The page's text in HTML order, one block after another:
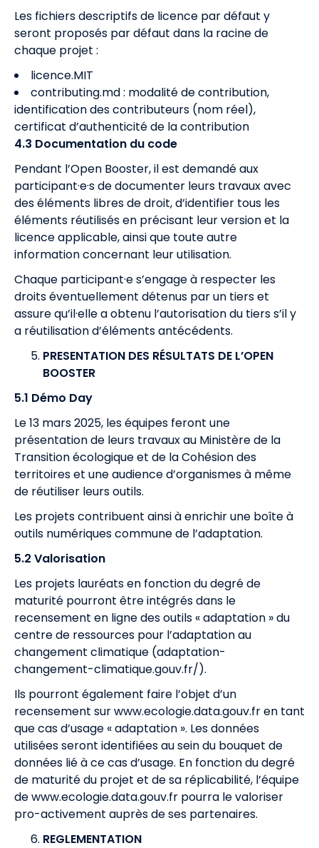
Les fichiers descriptifs de licence par défaut y
seront proposés par défaut dans la racine de
chaque projet :
licence.MIT
contributing.md : modalité de contribution,
identification des contributeurs (nom réel),
certificat d’authenticité de la contribution
4.3 Documentation du code
Pendant l’Open Booster, il est demandé aux
participant·e·s de documenter leurs travaux avec
des éléments libres de droit, d’identifier tous les
éléments réutilisés en précisant leur version et la
licence applicable, ainsi que toute autre
information concernant leur utilisation.
Chaque participant·e s’engage à respecter les
droits éventuellement détenus par un tiers et
assure qu’il·elle a obtenu l’autorisation du tiers s’il y
a réutilisation d’éléments antécédents.
PRESENTATION DES RÉSULTATS DE L’OPEN
BOOSTER
5.1 Démo Day
Le 13 mars 2025, les équipes feront une
présentation de leurs travaux au Ministère de la
Transition écologique et de la Cohésion des
territoires et une audience d’organismes à même
de réutiliser leurs outils.
Les projets contribuent ainsi à enrichir une boîte à
outils numériques commune de l’adaptation.
5.2 Valorisation
Les projets lauréats en fonction du degré de
maturité pourront être intégrés dans le
recensement en ligne des outils « adaptation » du
centre de ressources pour l’adaptation au
changement climatique (adaptation-
changement-climatique.gouv.fr/).
Ils pourront également faire l’objet d’un
recensement surwww.ecologie.data.gouv.fren tant
que cas d’usage « adaptation ». Les données
utilisées seront identifiées au sein du bouquet de
données lié à ce cas d’usage. En fonction du degré
de maturité du projet et de sa réplicabilité, l’équipe
dewww.ecologie.data.gouv.fr pourra le valoriser
pro-activement auprès de ses partenaires.
REGLEMENTATION